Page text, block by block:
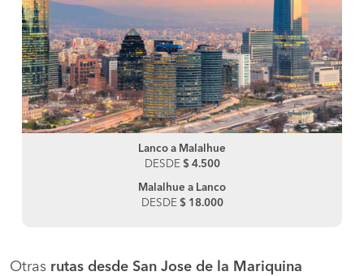
Lanco a Malalhue
DESDE $ 4.500
Malalhue a Lanco
DESDE $ 18.000
Otras rutas desde San Jose de la Mariquina